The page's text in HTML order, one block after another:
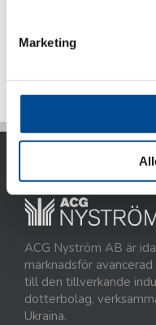
Marketing
ACG Nyström AB är
marknadsför
till den tillverkande
dotterbolag,
Ukraina.